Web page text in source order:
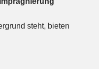
steht, bieten